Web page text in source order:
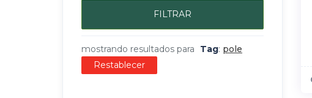
FILTRAR
mostrando resultados para Tag: pole
Restablecer